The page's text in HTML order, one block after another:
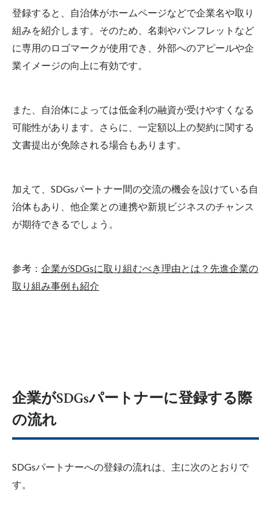
登録すると、自治体がホームページなどで企業名や取り
組みを紹介します。そのため、名刺やパンフレットなど
に専用のロゴマークが使用でき、外部へのアピールや企
業イメージの向上に有効です。
また、自治体によっては低金利の融資が受けやすくなる
可能性があります。さらに、一定額以上の契約に関する
文書提出が免除される場合もあります。
加えて、SDGsパートナー間の交流の機会を設けている自
治体もあり、他企業との連携や新規ビジネスのチャンス
が期待できるでしょう。
参考： 企業がSDGsに取り組むべき理由とは？先進企業の
取り組み事例も紹介
企業がSDGsパートナーに登録する際
の流れ
SDGsパートナーへの登録の流れは、主に次のとおりで
す。